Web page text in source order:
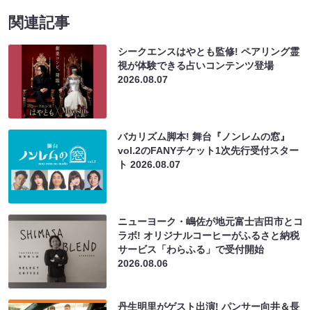
関連記事
シークエンスはやとも監修! ペアリング霊
視が体験できる占いコンテンツ登場
2026.08.07
バカリズム脚本! 舞台『ノンレムの窓』
vol.2のFANYチケット1次先行受付スター
ト2026.08.07
ニューヨーク・嶋佐が地元富士吉田市とコ
ラボ! オリジナルコーヒーがふるさと納税
サービス「わらふる」で受付開始
2026.08.06
丹生明里がゲスト出演! パンサー向井＆長